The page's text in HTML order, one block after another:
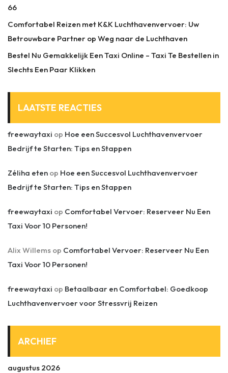
66
Comfortabel Reizen met K&K Luchthavenvervoer: Uw
Betrouwbare Partner op Weg naar de Luchthaven
Bestel Nu Gemakkelijk Een Taxi Online – Taxi Te Bestellen in
Slechts Een Paar Klikken
LAATSTE REACTIES
freewaytaxi op Hoe een Succesvol Luchthavenvervoer
Bedrijf te Starten: Tips en Stappen
Zéliha eten op Hoe een Succesvol Luchthavenvervoer
Bedrijf te Starten: Tips en Stappen
freewaytaxi op Comfortabel Vervoer: Reserveer Nu Een
Taxi Voor 10 Personen!
Alix Willems op Comfortabel Vervoer: Reserveer Nu Een
Taxi Voor 10 Personen!
freewaytaxi op Betaalbaar en Comfortabel: Goedkoop
Luchthavenvervoer voor Stressvrij Reizen
ARCHIEF
augustus 2026